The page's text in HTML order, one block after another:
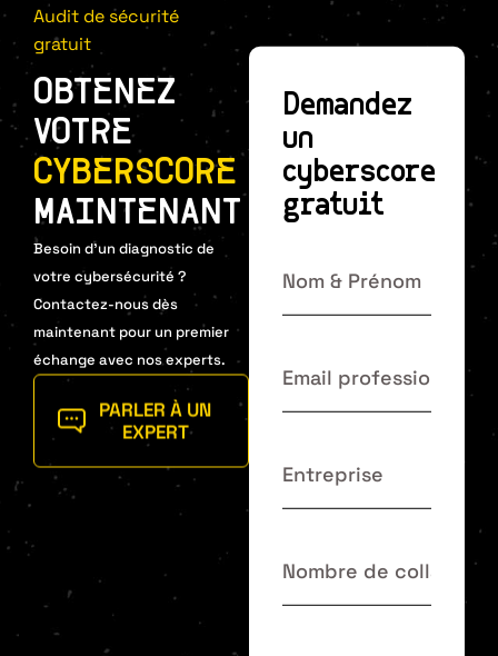
Audit de sécurité
gratuit
OBTENEZ
VOTRE
CYBERSCORE
MAINTENANT
Besoin d’un diagnostic de
votre cybersécurité ?
Contactez-nous dès
maintenant pour un premier
échange avec nos experts.
PARLER À UN
EXPERT
Demandez
un
cyberscore
gratuit